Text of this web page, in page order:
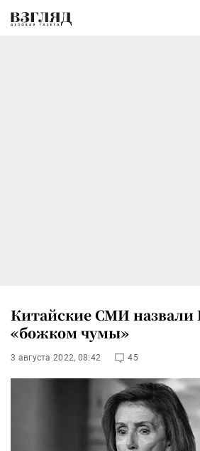
Китайские СМИ назвали
«божком чумы»
3 августа 2022, 08:42 45